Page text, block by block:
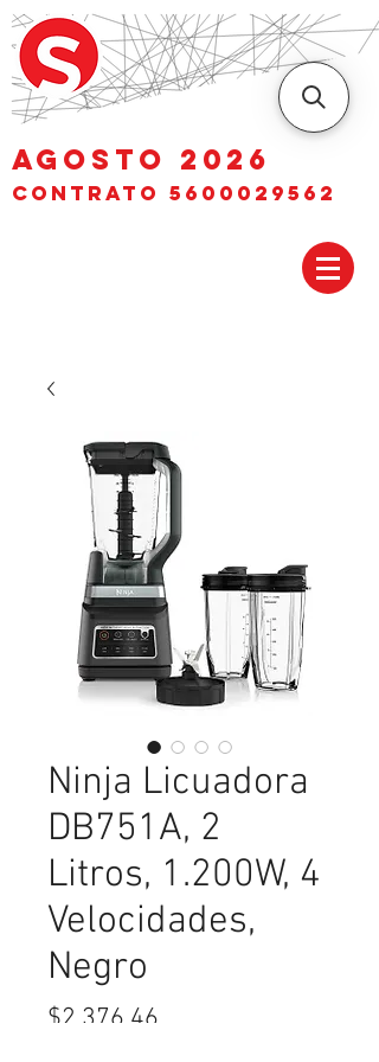
AGOSTO 2026
Contrato 5600029562
Ninja Licuadora
DB751A, 2
Litros, 1.200W, 4
Velocidades,
Negro
$2,376.46